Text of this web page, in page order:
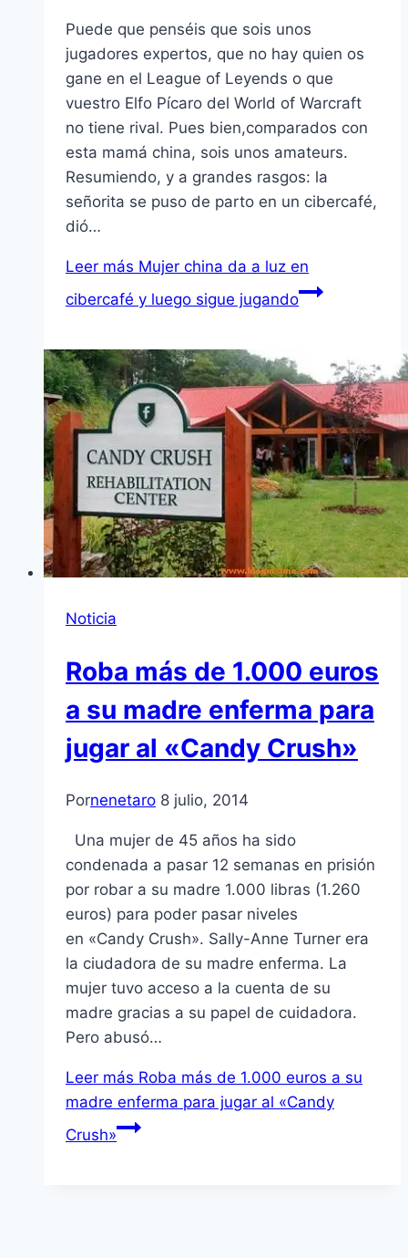
Puede que penséis que sois unos
jugadores expertos, que no hay quien os
gane en el League of Leyends o que
vuestro Elfo Pícaro del World of Warcraft
no tiene rival. Pues bien,comparados con
esta mamá china, sois unos amateurs.
Resumiendo, y a grandes rasgos: la
señorita se puso de parto en un cibercafé,
dió…
Leer más Mujer china da a luz en
cibercafé y luego sigue jugando
Noticia
Roba más de 1.000 euros
a su madre enferma para
jugar al «Candy Crush»
Pornenetaro 8 julio, 2014
Una mujer de 45 años ha sido
condenada a pasar 12 semanas en prisión
por robar a su madre 1.000 libras (1.260
euros) para poder pasar niveles
en «Candy Crush». Sally-Anne Turner era
la ciudadora de su madre enferma. La
mujer tuvo acceso a la cuenta de su
madre gracias a su papel de cuidadora.
Pero abusó…
Leer más Roba más de 1.000 euros a su
madre enferma para jugar al «Candy
Crush»